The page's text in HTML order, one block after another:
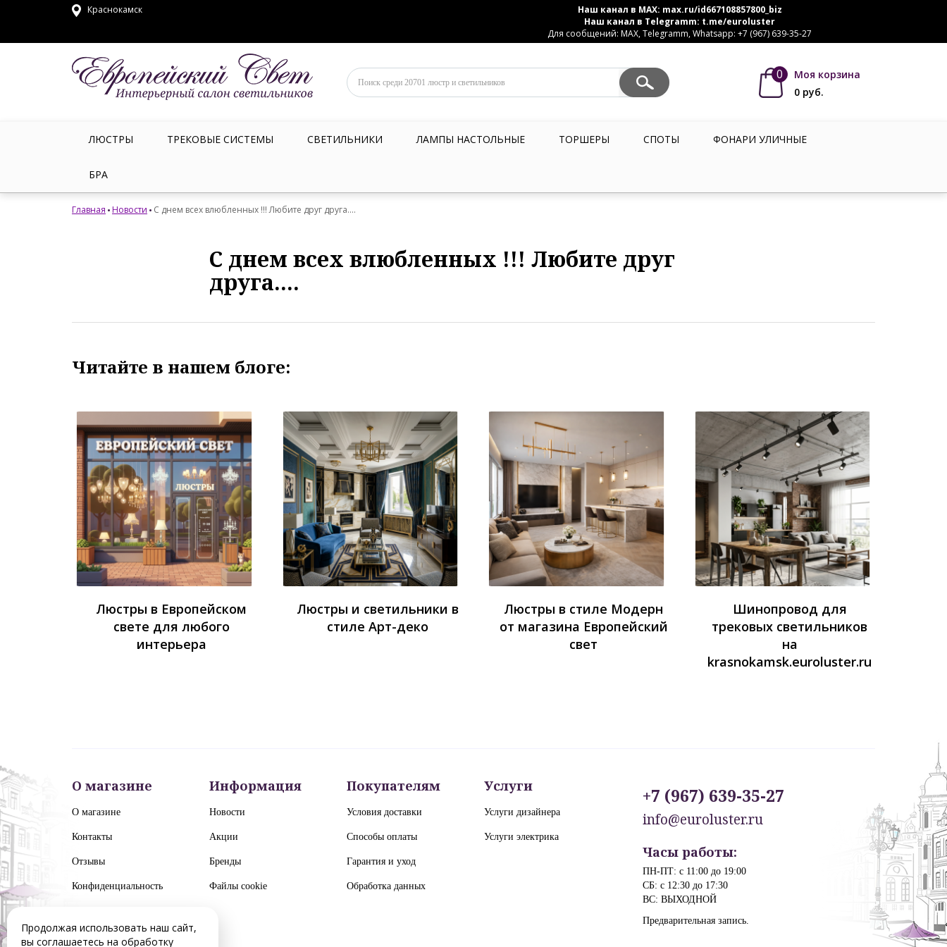
Краснокамск Наш канал в MAX: max.ru/id667108857800_biz
Наш канал в Telegramm: t.me/euroluster
Для сообщений: MAX, Telegramm, Whatsapp: +7 (967) 639-35-27
0
Моя корзина
0 руб.
ЛЮСТРЫ ТРЕКОВЫЕ СИСТЕМЫ СВЕТИЛЬНИКИ ЛАМПЫ НАСТОЛЬНЫЕ ТОРШЕРЫ СПОТЫ ФОНАРИ УЛИЧНЫЕ
БРА
Главная Новости С днем всех влюбленных !!! Любите друг друга....
С днем всех влюбленных !!! Любите друг
друга....
Читайте в нашем блоге:
Люстры в Европейском
свете для любого
интерьера
Люстры и светильники в
стиле Арт-деко
Люстры в стиле Модерн
от магазина Европейский
свет
Шинопровод для
трековых светильников
на
krasnokamsk.euroluster.ru
О магазине
О магазине
Контакты
Отзывы
Конфиденциальность
Информация
Новости
Акции
Бренды
Файлы cookie
Покупателям
Условия доставки
Способы оплаты
Гарантия и уход
Обработка данных
Услуги
Услуги дизайнера
Услуги электрика
+7 (967) 639-35-27
info@euroluster.ru
Часы работы:
ПН-ПТ: с 11:00 до 19:00
СБ: с 12:30 до 17:30
ВС: ВЫХОДНОЙ
Предварительная запись.
Продолжая использовать наш сайт,
вы соглашаетесь на обработку